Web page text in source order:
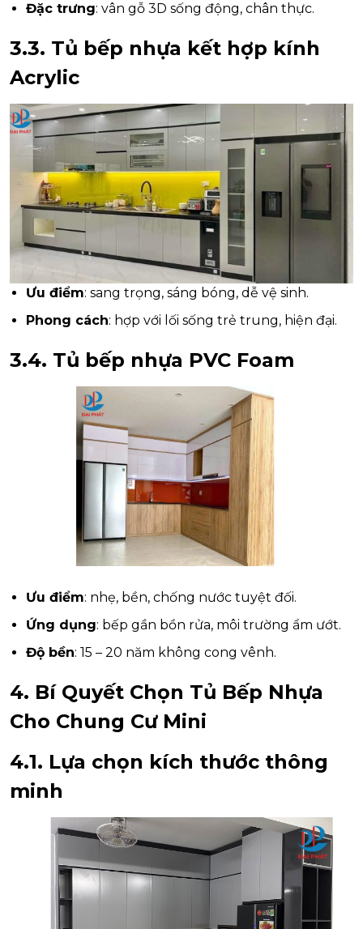
Đặc trưng: vân gỗ 3D sống động, chân thực.
3.3. Tủ bếp nhựa kết hợp kính
Acrylic
Ưu điểm: sang trọng, sáng bóng, dễ vệ sinh.
Phong cách: hợp với lối sống trẻ trung, hiện đại.
3.4. Tủ bếp nhựa PVC Foam
Ưu điểm: nhẹ, bền, chống nước tuyệt đối.
Ứng dụng: bếp gần bồn rửa, môi trường ẩm ướt.
Độ bền: 15 – 20 năm không cong vênh.
4. Bí Quyết Chọn Tủ Bếp Nhựa
Cho Chung Cư Mini
4.1. Lựa chọn kích thước thông
minh